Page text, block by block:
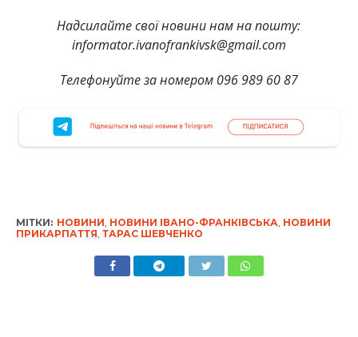
Надсилайте свої новини нам на пошту:
informator.ivanofrankivsk@gmail.com
Телефонуйте за номером 096 989 60 87
МІТКИ: НОВИНИ, НОВИНИ ІВАНО-ФРАНКІВСЬКА, НОВИНИ
ПРИКАРПАТТЯ, ТАРАС ШЕВЧЕНКО